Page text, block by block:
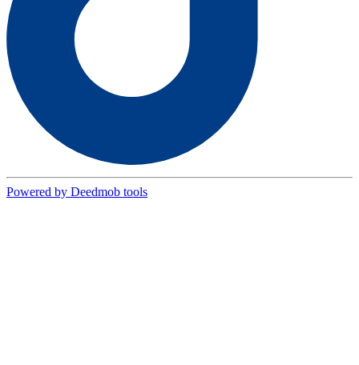
Powered by Deedmob tools